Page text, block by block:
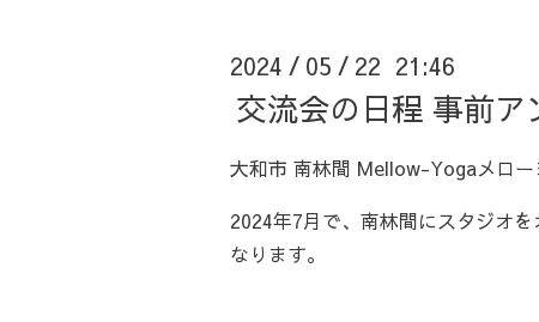
2024 / 05 / 22 21:46
交流会の日程 事前ア
大和市 南林間 Mellow-Yogaメロー
2024年7月で、南林間にスタジオ
なります。